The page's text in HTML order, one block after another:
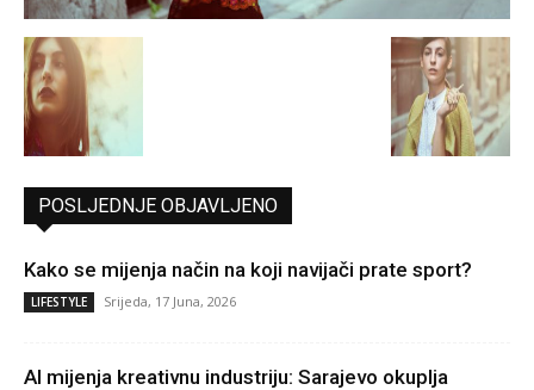
POSLJEDNJE OBJAVLJENO
Kako se mijenja način na koji navijači prate sport?
LIFESTYLE Srijeda, 17 Juna, 2026
AI mijenja kreativnu industriju: Sarajevo okuplja